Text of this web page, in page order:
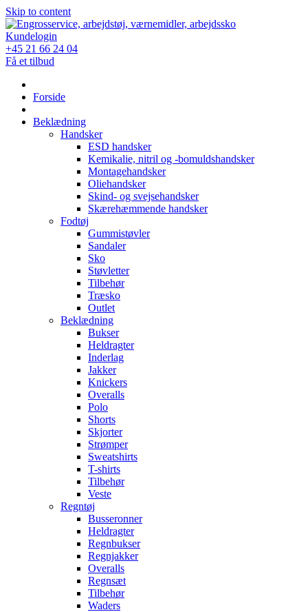
Skip to content
Kundelogin
+45 21 66 24 04
Få et tilbud
Forside
Beklædning
Handsker
ESD handsker
Kemikalie, nitril og -bomuldshandsker
Montagehandsker
Oliehandsker
Skind- og svejsehandsker
Skærehæmmende handsker
Fodtøj
Gummistøvler
Sandaler
Sko
Støvletter
Tilbehør
Træsko
Outlet
Beklædning
Bukser
Heldragter
Inderlag
Jakker
Knickers
Overalls
Polo
Shorts
Skjorter
Strømper
Sweatshirts
T-shirts
Tilbehør
Veste
Regntøj
Busseronner
Heldragter
Regnbukser
Regnjakker
Overalls
Regnsæt
Tilbehør
Waders